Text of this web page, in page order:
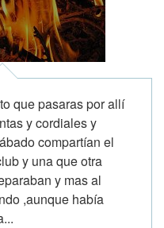
que pasaras por allí
y cordiales y
compartían el
y una que otra
y mas al
,aunque había